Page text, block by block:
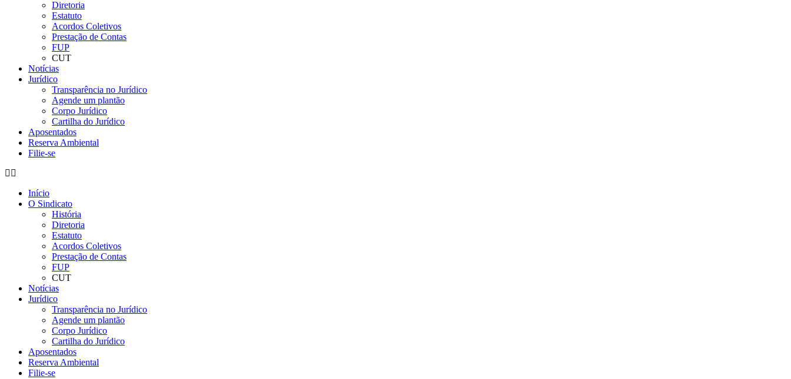
Diretoria
Estatuto
Acordos Coletivos
Prestação de Contas
FUP
CUT
Notícias
Jurídico
Transparência no Jurídico
Agende um plantão
Corpo Jurídico
Cartilha do Jurídico
Aposentados
Reserva Ambiental
Filie-se
Início
O Sindicato
História
Diretoria
Estatuto
Acordos Coletivos
Prestação de Contas
FUP
CUT
Notícias
Jurídico
Transparência no Jurídico
Agende um plantão
Corpo Jurídico
Cartilha do Jurídico
Aposentados
Reserva Ambiental
Filie-se